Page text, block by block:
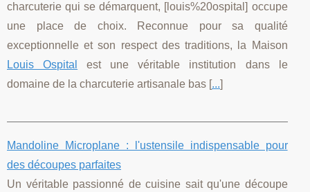
charcuterie qui se démarquent, [louis%20ospital] occupe
une place de choix. Reconnue pour sa qualité
exceptionnelle et son respect des traditions, la Maison
Louis Ospital
est une véritable institution dans le
domaine de la charcuterie artisanale bas [...]
Mandoline Microplane : l'ustensile indispensable pour
des découpes parfaites
Un véritable passionné de cuisine sait qu'une découpe